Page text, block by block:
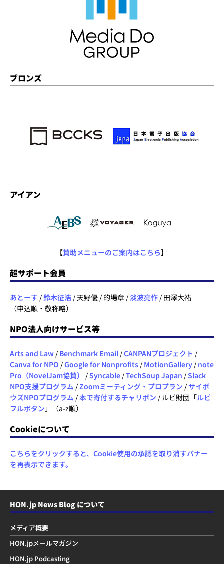
ブロンズ
アイアン
【賛助メニューのご案内はこちら】
超サポート会員
あとーす /鈴木征浩 / 天野優 / 的場章 /淡波亮作 / 田澤大祐
（申込順・敬称略）
NPO法人向けサービス等
Arts and Law / Benchmark Email /CANPANプロジェクト /
Canva for NPO /Google for Nonprofits / MotionGallery / note
Pro（NovelJam協賛）
/Syncable /TechSoup Japan /Slack
NPO支援プログラム /Zoomミーティング・プロプラン /サイボ
ウズNPOプログラム /本で寄付するチャリボン / ルビ財団「ルビ
フルボタン 」（a-z順）
Cookieについて
こちらをクリックすると、Cookie使用の承認を取り消すバナー
を再表示できます。
HON.jp News Blog について
メディア概要
HON.jpメールマガジン
HON.jp Podcasting